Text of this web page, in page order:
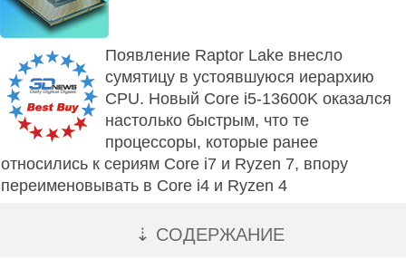
Появление Raptor Lake внесло
сумятицу в устоявшуюся иерархию
CPU. Новый Core i5-13600K оказался
настолько быстрым, что те
процессоры, которые ранее
относились к сериям Core i7 и Ryzen 7, впору
переименовывать в Core i4 и Ryzen 4
⇣ СОДЕРЖАНИЕ